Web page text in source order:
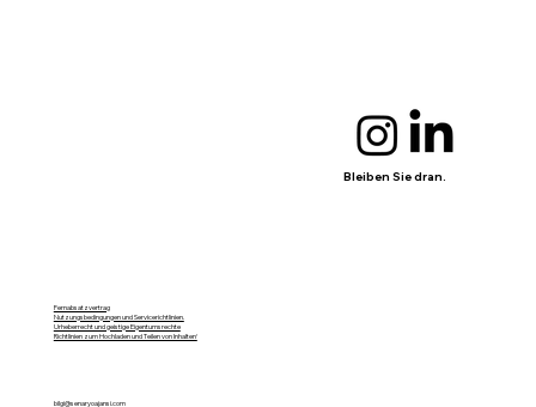
Bleiben Sie dran.
bilgi@senaryoajansi.com
Fernabsatzvertrag
Nutzungsbedingungen und Servicerichtlinien.
Urheberrecht und geistige Eigentumsrechte
Richtlinien zum Hochladen und Teilen von Inhalten‘